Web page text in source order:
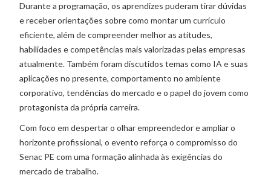
Durante a programação, os aprendizes puderam tirar dúvidas
e receber orientações sobre como montar um currículo
eficiente, além de compreender melhor as atitudes,
habilidades e competências mais valorizadas pelas empresas
atualmente. Também foram discutidos temas como IA e suas
aplicações no presente, comportamento no ambiente
corporativo, tendências do mercado e o papel do jovem como
protagonista da própria carreira.
Com foco em despertar o olhar empreendedor e ampliar o
horizonte profissional, o evento reforça o compromisso do
Senac PE com uma formação alinhada às exigências do
mercado de trabalho.